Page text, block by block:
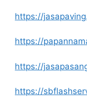
https://
https://
https://
https://